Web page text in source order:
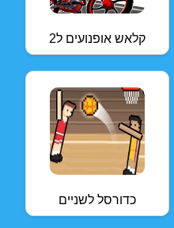
קלאש אופנועים ל2
כדורסל לשניים